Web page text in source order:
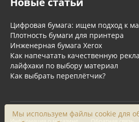
Цифровая бумага: ищем подход к
Плотность бумаги для принтера
Инженерная бумага Xerox
Как напечатать качественную
лайфхаки по выбору материал
Как выбрать переплётчик?
Информация о магазине Обратная связь
Мы используем файлы cookie для